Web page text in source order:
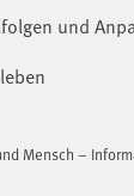
und
Mensch –